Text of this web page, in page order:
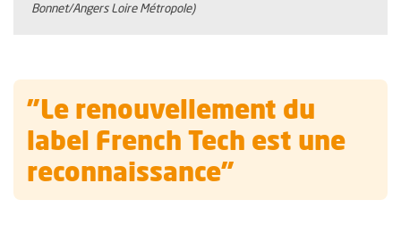
Bonnet/Angers Loire Métropole)
"Le renouvellement du
label French Tech est une
reconnaissance"